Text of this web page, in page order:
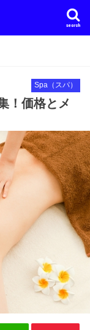
search
Spa（スパ）
！価格とメ